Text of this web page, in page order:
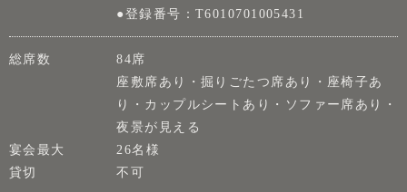
●登録番号：T6010701005431
総席数
84席
座敷席あり・掘りごたつ席あり・座椅子あ
り・カップルシートあり・ソファー席あり・
夜景が見える
宴会最大
26名様
貸切
不可